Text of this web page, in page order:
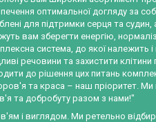
оптимальної догляду за
для підтримки серця та
вам зберегти енергію,
система, до якої належить
речовини та захистити
до рішення цих питань
та краса – наш пріоритет.
та добробуту разом з нами!"
і виглядом. Ми ретельно